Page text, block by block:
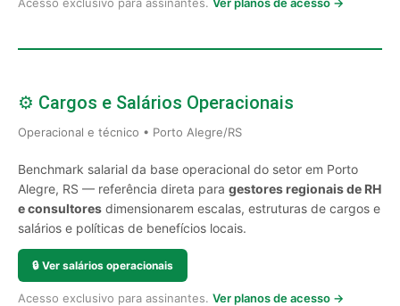
⚙️ Cargos e Salários Operacionais
Operacional e técnico • Porto Alegre/RS
Benchmark salarial da base operacional do setor em Porto
Alegre, RS — referência direta para gestores regionais de RH
e consultores dimensionarem escalas, estruturas de cargos e
salários e políticas de benefícios locais.
🔒 Ver salários operacionais
Acesso exclusivo para assinantes. Ver planos de acesso →